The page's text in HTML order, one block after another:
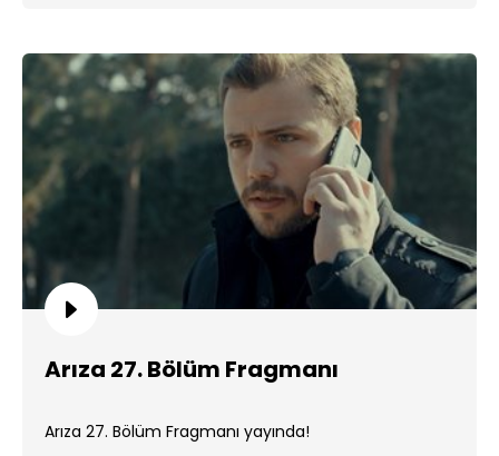
Arıza 27. Bölüm Fragmanı
Arıza 27. Bölüm Fragmanı yayında!